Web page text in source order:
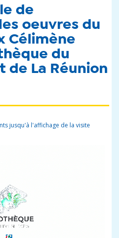
de
oeuvres du
Célimène
du
de La Réunion
jusqu'à l'affichage de la visite